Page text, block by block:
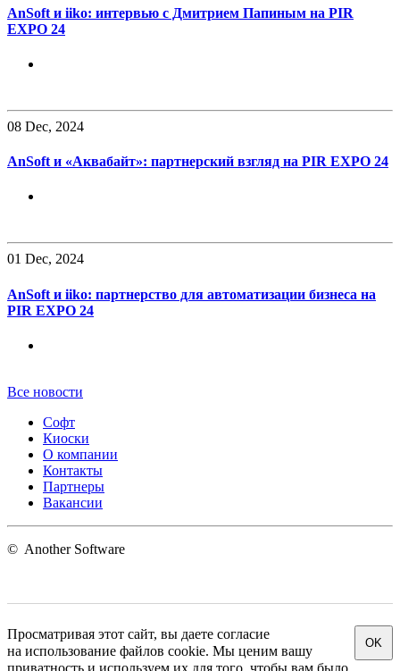
AnSoft и iiko: интервью с Дмитрием Папиным на PIR
EXPO 24
08 Dec, 2024
AnSoft и «Аквабайт»: партнерский взгляд на PIR EXPO 24
01 Dec, 2024
AnSoft и iiko: партнерство для автоматизации бизнеса на
PIR EXPO 24
Все новости
Софт
Киоски
О компании
Контакты
Партнеры
Вакансии
© Another Software
Просматривая этот сайт, вы даете согласие
на использование файлов cookie. Мы ценим вашу
приватность и используем их для того, чтобы вам было
OK